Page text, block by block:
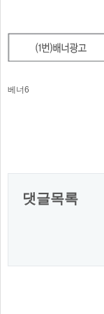
베너6
댓글목록